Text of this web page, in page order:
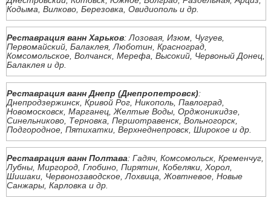
Кодыма, Вилково, Березовка, Овидиополь и др.
Реставрация ванн Харьков: Лозовая, Изюм, Чугуев,
Первомайский, Балаклея, Люботин, Красноград,
Комсомольское, Волчанск, Мерефа, Высокий, Червоный Донец,
Балаклея и др.
Реставрация ванн Днепр (Днепропетровск):
Днепродзержинск, Кривой Рог, Никополь, Павлоград,
Новомосковск, Марганец, Желтые Воды, Орджоникидзе,
Синельниково, Терновка, Першотравенск, Вольногорск,
Подгородное, Пятихатки, Верхнеднепровск, Широкое и др.
Реставрация ванн Полтава: Гадяч, Комсомольск, Кременчуг,
Лубны, Миргород, Глобино, Пирятин, Кобеляки, Хорол,
Шишаки, Червонозаводское, Лохвица, Жовтневое, Новые
Санжары, Карловка и др.